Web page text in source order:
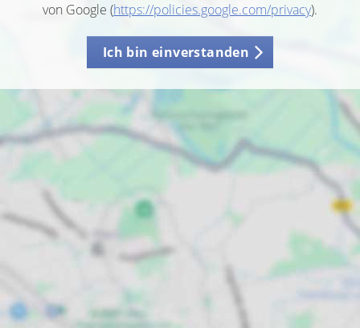
von Google (https://policies.google.com/privacy).
Ich bin einverstanden